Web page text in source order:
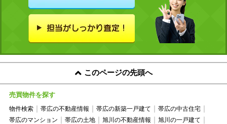
このページの先頭へ
売買物件を探す
物件検索 帯広の不動産情報 帯広の新築一戸建て
帯広の中古住宅
帯広のマンション
帯広の土地 旭川の不動産情報
旭川の一戸建て